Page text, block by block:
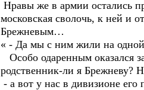
Нравы же в армии остались
московская сволочь, к ней и
Брежневым…
« - Да мы с ним жили на
Особо одаренным оказался
родственник-ли я Брежневу?
- а вот у нас в дивизионе